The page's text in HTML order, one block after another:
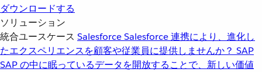
ダウンロードする
ソリューション
統合ユースケース SalesforceSalesforce 連携により、進化し
たエクスペリエンスを顧客や従業員に提供しませんか？ SAP
SAP の中に眠っているデータを開放することで、新しい価値